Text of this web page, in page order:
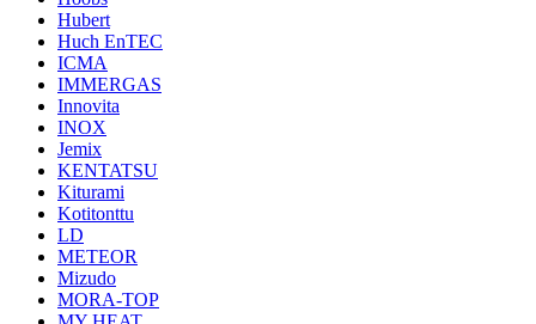
Hubert
Huch EnTEC
ICMA
IMMERGAS
Innovita
INOX
Jemix
KENTATSU
Kiturami
Kotitonttu
LD
METEOR
Mizudo
MORA-TOP